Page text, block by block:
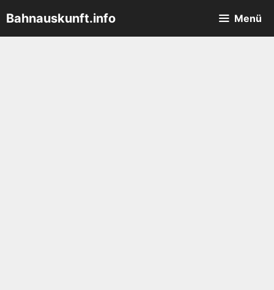
Inhalt
springen
Bahnauskunft.info Menü